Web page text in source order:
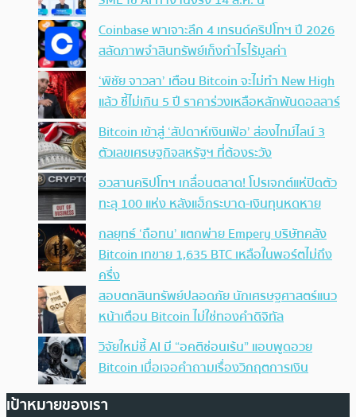
Coinbase พาเจาะลึก 4 เทรนด์คริปโทฯ ปี 2026
สลัดภาพจำสินทรัพย์เก็งกำไรไร้มูลค่า
‘พิชัย จาวลา’ เตือน Bitcoin จะไม่ทำ New High
แล้ว ชี้ไม่เกิน 5 ปี ราคาร่วงเหลือหลักพันดอลลาร์
Bitcoin เข้าสู่ ‘สัปดาห์เงินเฟ้อ’ ส่องไทม์ไลน์ 3
ตัวเลขเศรษฐกิจสหรัฐฯ ที่ต้องระวัง
อวสานคริปโทฯ เกลื่อนตลาด! โปรเจกต์แห่ปิดตัว
ทะลุ 100 แห่ง หลังแฮ็กระบาด-เงินทุนหดหาย
กลยุทธ์ ‘ถือทน’ แตกพ่าย Empery บริษัทคลัง
Bitcoin เทขาย 1,635 BTC เหลือในพอร์ตไม่ถึง
ครึ่ง
สอบตกสินทรัพย์ปลอดภัย นักเศรษฐศาสตร์แนว
หน้าเตือน Bitcoin ไม่ใช่ทองคำดิจิทัล
วิจัยใหม่ชี้ AI มี “อคติซ่อนเร้น” แอบพูดอวย
Bitcoin เมื่อเจอคำถามเรื่องวิกฤตการเงิน
เป้าหมายของเรา